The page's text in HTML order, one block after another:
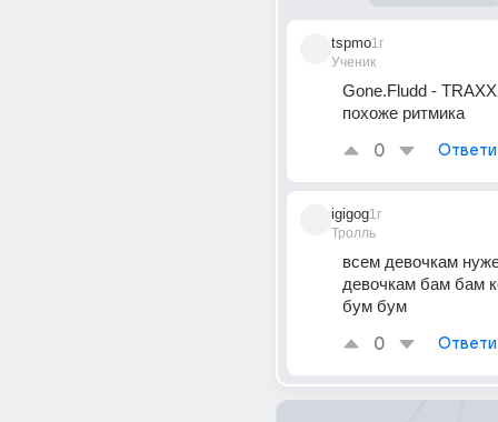
tspmo
Ученик
1г
Gone.Fludd -
похоже ритмика
0
igigog
Тролль
1г
всем девочкам
девочкам бам бам
бум бум
0